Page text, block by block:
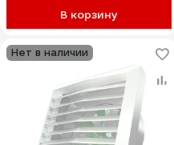
В корзину
Нет в наличии